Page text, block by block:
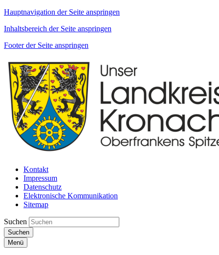
Hauptnavigation der Seite anspringen
Inhaltsbereich der Seite anspringen
Footer der Seite anspringen
Kontakt
Impressum
Datenschutz
Elektronische Kommunikation
Sitemap
Suchen
Suchen
Menü